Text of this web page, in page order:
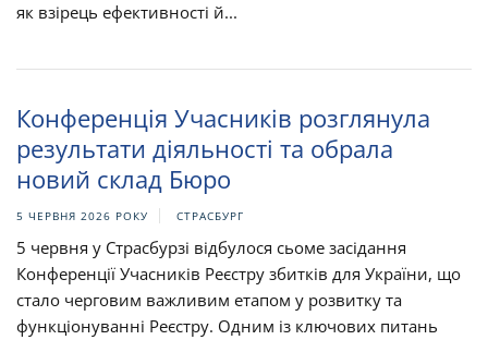
як взірець ефективності й...
Конференція Учасників розглянула
результати діяльності та обрала
новий склад Бюро
5 ЧЕРВНЯ 2026 РОКУ СТРАСБУРГ
5 червня у Страсбурзі відбулося сьоме засідання
Конференції Учасників Реєстру збитків для України, що
стало черговим важливим етапом у розвитку та
функціонуванні Реєстру. Одним із ключових питань